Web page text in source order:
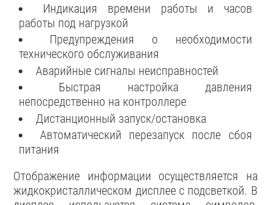
Индикация времени работы и часов
работы под нагрузкой
Предупреждения о необходимости
технического обслуживания
Аварийные сигналы неисправностей
Быстрая настройка давления
непосредственно на контроллере
Дистанционный запуск/остановка
Автоматический перезапуск после сбоя
питания
Отображение информации осуществляется на
жидкокристаллическом дисплее с подсветкой. В